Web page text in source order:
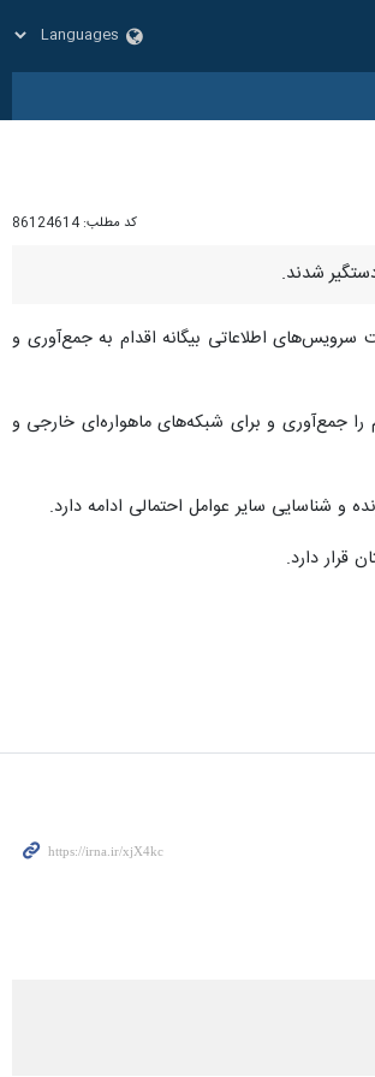
کد مطلب: 86124614